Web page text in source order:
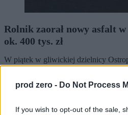
prod zero - Do Not Process
If you wish to opt-out of the sale,
Rolnik zaorał nowy asfalt
ok. 400 tys. zł
W piątek w gliwickiej dzielnicy
marki Ursus celowo wjechał na
do niego. Policja zatrzymała go na